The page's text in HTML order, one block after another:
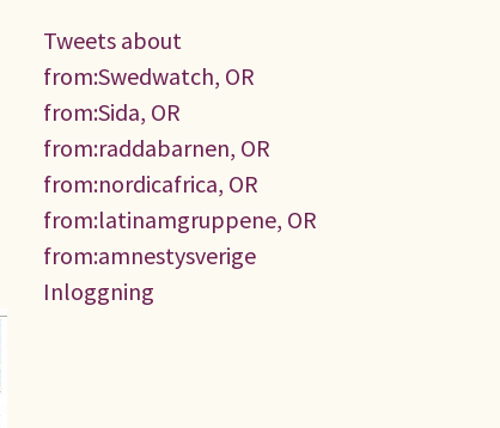
Tweets about
from:Swedwatch, OR
from:Sida, OR
from:raddabarnen, OR
from:nordicafrica, OR
from:latinamgruppene, OR
from:amnestysverige
Inloggning